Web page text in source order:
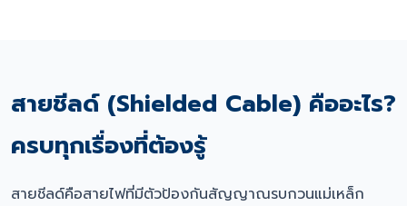
สายชีลด์ (Shielded Cable) คืออะไร?
ครบทุกเรื่องที่ต้องรู้
สายชีลด์คือสายไฟที่มีตัวป้องกันสัญญาณรบกวนแม่เหล็ก